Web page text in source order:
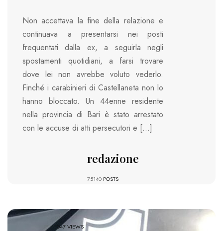
Non accettava la fine della relazione e
continuava a presentarsi nei posti
frequentati dalla ex, a seguirla negli
spostamenti quotidiani, a farsi trovare
dove lei non avrebbe voluto vederlo.
Finché i carabinieri di Castellaneta non lo
hanno bloccato. Un 44enne residente
nella provincia di Bari è stato arrestato
con le accuse di atti persecutori e […]
redazione
75140 POSTS
1047 VIEWS